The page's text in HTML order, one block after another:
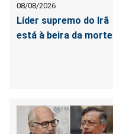
08/08/2026
Líder supremo do Irã
está à beira da morte